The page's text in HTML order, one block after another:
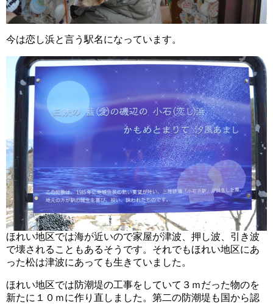
今は恋し浜と言う駅名になっています。
ほれい地区では海が近いので家屋が津波、押し波、引き波
で壊されることもあるそうです。それでもほれい地区にあ
った松は津波にあっても生きていました。
ほれい地区では防潮堤の工事をしていて３ｍだった物のを
新たに１０ｍに作り直しました。第二の防潮堤も国から認